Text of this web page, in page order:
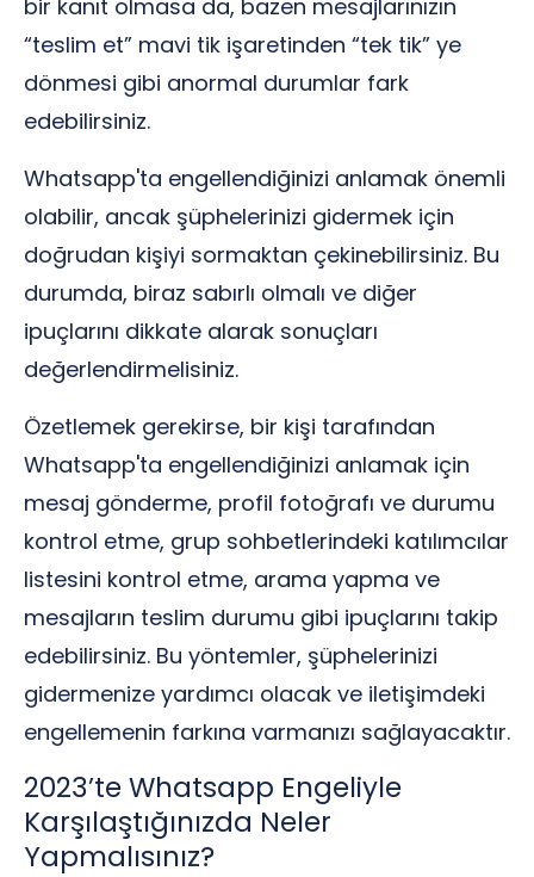
bir kanıt olmasa da, bazen mesajlarınızın
“teslim et” mavi tik işaretinden “tek tik” ye
dönmesi gibi anormal durumlar fark
edebilirsiniz.
Whatsapp'ta engellendiğinizi anlamak önemli
olabilir, ancak şüphelerinizi gidermek için
doğrudan kişiyi sormaktan çekinebilirsiniz. Bu
durumda, biraz sabırlı olmalı ve diğer
ipuçlarını dikkate alarak sonuçları
değerlendirmelisiniz.
Özetlemek gerekirse, bir kişi tarafından
Whatsapp'ta engellendiğinizi anlamak için
mesaj gönderme, profil fotoğrafı ve durumu
kontrol etme, grup sohbetlerindeki katılımcılar
listesini kontrol etme, arama yapma ve
mesajların teslim durumu gibi ipuçlarını takip
edebilirsiniz. Bu yöntemler, şüphelerinizi
gidermenize yardımcı olacak ve iletişimdeki
engellemenin farkına varmanızı sağlayacaktır.
2023’te Whatsapp Engeliyle
Karşılaştığınızda Neler
Yapmalısınız?